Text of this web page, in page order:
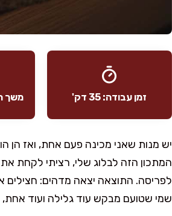
זמן עבודה: 35 דק' משך
יש מנות שאני מכינה פעם אחת, ואז הן
המתכון הזה לבלוג שלי, רציתי לקחת
לפריסה. התוצאה יצאה מדהים: חצילים
שמי שטועם מבקש עוד גלילה ועוד